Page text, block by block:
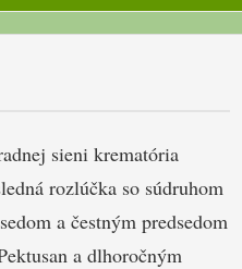
sieni krematória
rozlúčka so súdruhom
a čestným predsedom
a dlhoročným